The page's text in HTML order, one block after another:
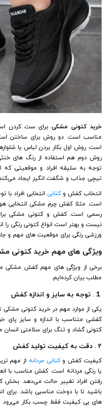
خرید کتونی مشکیبرای ست کردن
مناسب است. دو روش برای ساختن
است. روش اول بکار بردن لباس یا
روش دوم هم استفاده از رنگ های
توجه به سلیقه افراد و موقعیتی که
تیچی جذاب و شگفت انگیز ایجاد
انتخاب کفش وکتانی انتخابی افراد
است. مثلا کفش چرم مشکی انتخابی
رسمی است. کفش و کتونی مشکی برای
نیست و بهتر است انواع کتونی رنگی
ورزشی رنگی برای موقعیت های مهم و
ویژگی های مهم خرید کتونی
برخی از ویژگی های مهم کفش مشکی
مطلب بیان کرده‌ایم.
１. توجه به سایز و اندازه کفش
یکی از موارد مهم در خرید کتونی
کفشی متناسب با اندازه و سایز
کتونی گشاد و تنگ برای سلامتی انسان
۲ . دقت به کیفیت تولید کفش
کیفیت کفش وکتانی مردانه از مهم
یا رنگی مردانه است. کفش مناسب با
رفتن افراد تغییر حالت می‌دهد. بخش
باشید تا با دوخت مناسبی باشد. برای
های بی کیفیت فقط چسب بکار می‌رود.